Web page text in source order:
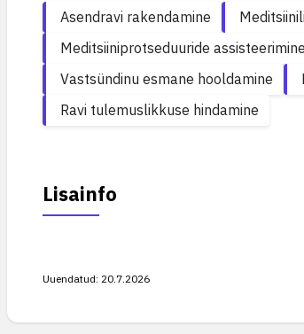
Asendravi rakendamine
Meditsiiniprotseduuride assisteerimine
Vastsündinu esmane hooldamine
Ravi tulemuslikkuse hindamine
Lisainfo
Uuendatud: 20.7.2026